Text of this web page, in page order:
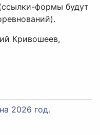
формы будут
Кривошеев,
2026 год.